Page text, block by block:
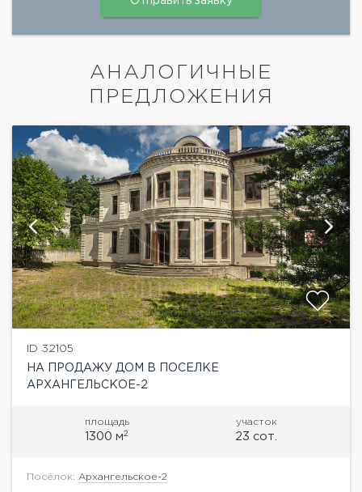
АНАЛОГИЧНЫЕ
ПРЕДЛОЖЕНИЯ
ID 32105
НА ПРОДАЖУ ДОМ В ПОСЕЛКЕ
АРХАНГЕЛЬСКОЕ-2
площадь
1300 м2
участок
23 сот.
Посёлок: Архангельское-2